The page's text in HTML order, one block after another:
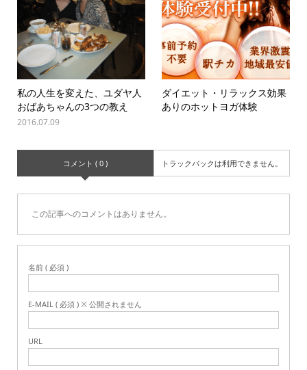
私の人生を変えた、ユダヤ人
おばあちゃんの3つの教え
2016.07.09
ダイエット・リラックス効果
ありのホットヨガ体験
コメント ( 0 ) トラックバックは利用できません。
この記事へのコメントはありません。
名前 ( 必須 )
E-MAIL ( 必須 ) ※ 公開されません
URL